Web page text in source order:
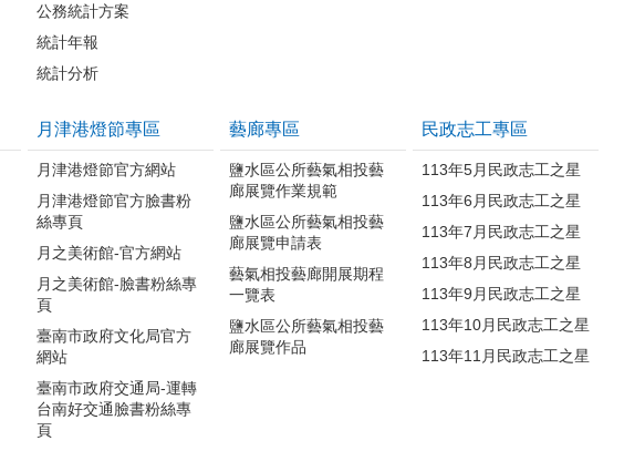
公務統計方案
統計年報
統計分析
月津港燈節專區
月津港燈節官方網站
月津港燈節官方臉書粉
絲專頁
月之美術館-官方網站
月之美術館-臉書粉絲專
頁
臺南市政府文化局官方
網站
臺南市政府交通局-運轉
台南好交通臉書粉絲專
頁
藝廊專區
鹽水區公所藝氣相投藝
廊展覽作業規範
鹽水區公所藝氣相投藝
廊展覽申請表
藝氣相投藝廊開展期程
一覽表
鹽水區公所藝氣相投藝
廊展覽作品
民政志工專區
113年5月民政志工之星
113年6月民政志工之星
113年7月民政志工之星
113年8月民政志工之星
113年9月民政志工之星
113年10月民政志工之星
113年11月民政志工之星